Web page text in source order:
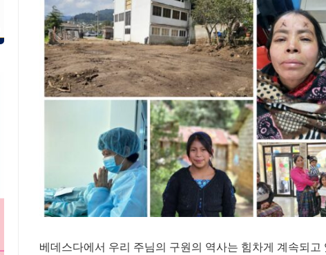
베데스다에서 우리 주님의 구원의 역사는 힘차게 계속되